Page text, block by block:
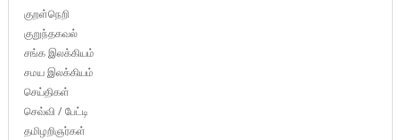
குறள்நெறி
குறுந்தகவல்
சங்க இலக்கியம்
சமய இலக்கியம்
செய்திகள்
செவ்வி / பேட்டி
தமிழறிஞர்கள்